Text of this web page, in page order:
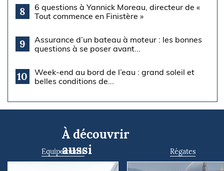
8
6 questions à Yannick Moreau, directeur de «
Tout commence en Finistère »
9
Assurance d’un bateau à moteur : les bonnes
questions à se poser avant...
10
Week-end au bord de l’eau : grand soleil et
belles conditions de...
À découvrir
aussi
Equipements Régates